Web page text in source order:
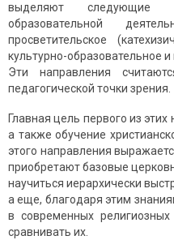
выделяют следующие
образовательной
просветительское
культурно-образовательное
Эти направления
педагогической точки зрения.
Главная цель первого из
а также обучение
этого направления
приобретают базовые
научиться иерархически
а еще, благодаря этим
в современных
сравнивать их.